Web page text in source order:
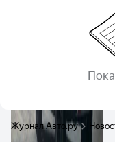
Журнал Авто.ру